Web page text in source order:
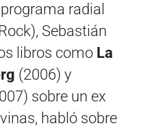
radial
Sebastián
libros como La
(2006) y
sobre un ex
habló sobre